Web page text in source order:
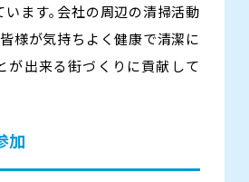
います｡会社の周辺の清掃活動
様が気持ちよく健康で清潔に
が出来る街づくりに貢献して
加